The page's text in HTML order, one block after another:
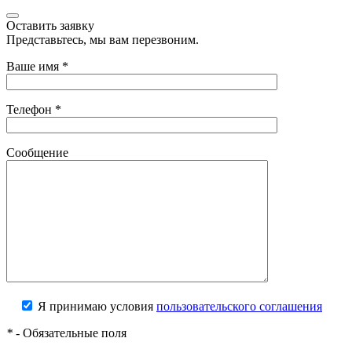
Оставить заявку
Представьтесь, мы вам перезвоним.
Ваше имя *
Телефон *
Сообщение
Я принимаю условия пользовательского соглашения
* - Обязательные поля